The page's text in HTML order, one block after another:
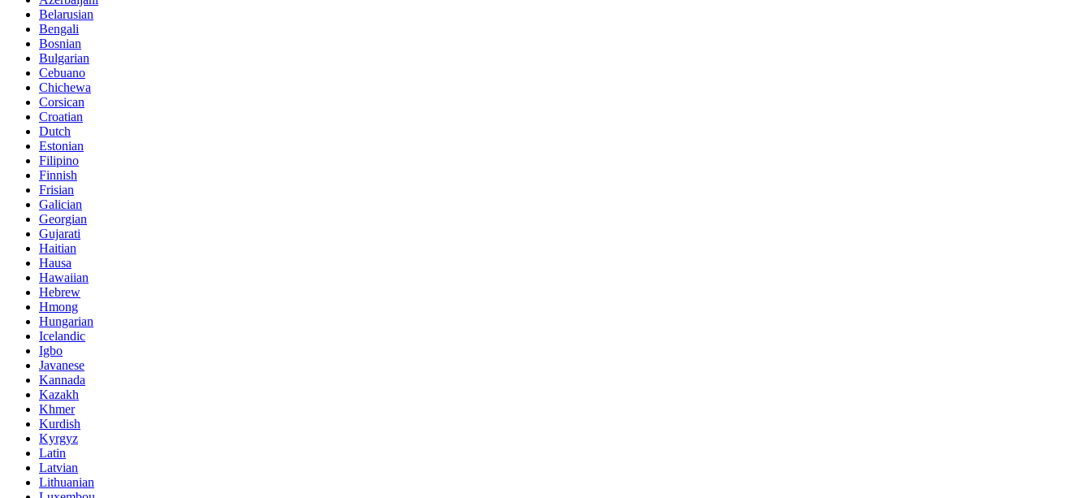
Belarusian
Bengali
Bosnian
Bulgarian
Cebuano
Chichewa
Corsican
Croatian
Dutch
Estonian
Filipino
Finnish
Frisian
Galician
Georgian
Gujarati
Haitian
Hausa
Hawaiian
Hebrew
Hmong
Hungarian
Icelandic
Igbo
Javanese
Kannada
Kazakh
Khmer
Kurdish
Kyrgyz
Latin
Latvian
Lithuanian